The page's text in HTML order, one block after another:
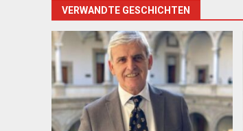
VERWANDTE GESCHICHTEN